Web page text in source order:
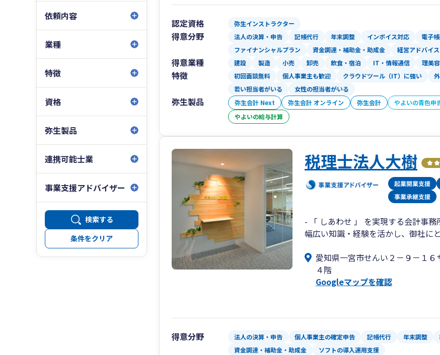
依頼内容
業種
特徴
資格
弥生製品
連携可能士業
事業支援アドバイザー
検索する
条件をクリア
新規開業・法人成りの方に向けては
意しています。
ぜひお気軽にご相談ください。
認定資格 弥生インストラクター
得意分野 法人の決算・申告 記帳代行 年末調整 インボイス対応 電子
ファイナンシャルプラン
資金調達・補助金・助成金 経営アドバイス
得意業種 建設 製造 小売 卸売 飲食・宿泊 IT・情報通信 理美容
特徴 初回面談無料 個人事業主も歓迎 クラウドツール（IT）に強い
若い担当者がいる
女性の担当者がいる
弥生製品 弥生会計 Next 弥生会計 オンライン 弥生会計 やよいの青色申
やよいの給与計算
税理士法人大樹
- 「 しあわせ 」 を実現する会計事務
幅広い知識・経験を活かし、御社に
愛知県一宮市せんい２－９－１６
４階
Googleマップを確認
得意分野 法人の決算・申告 個人事業主の確定申告 記帳代行 年末調整
資金調達・補助金・助成金
ソフトの導入運用支援